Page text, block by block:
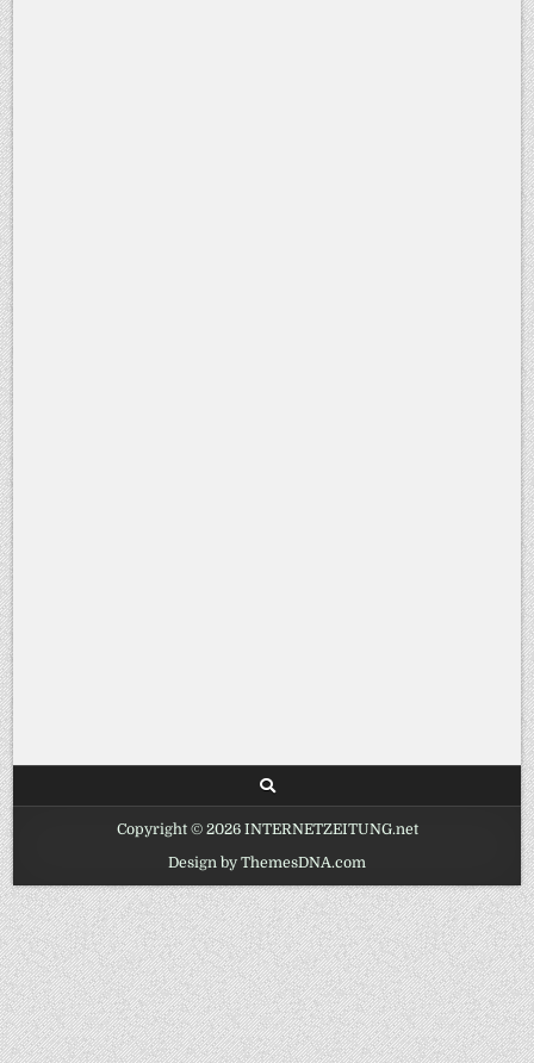
Copyright © 2026 INTERNETZEITUNG.net
Design by ThemesDNA.com